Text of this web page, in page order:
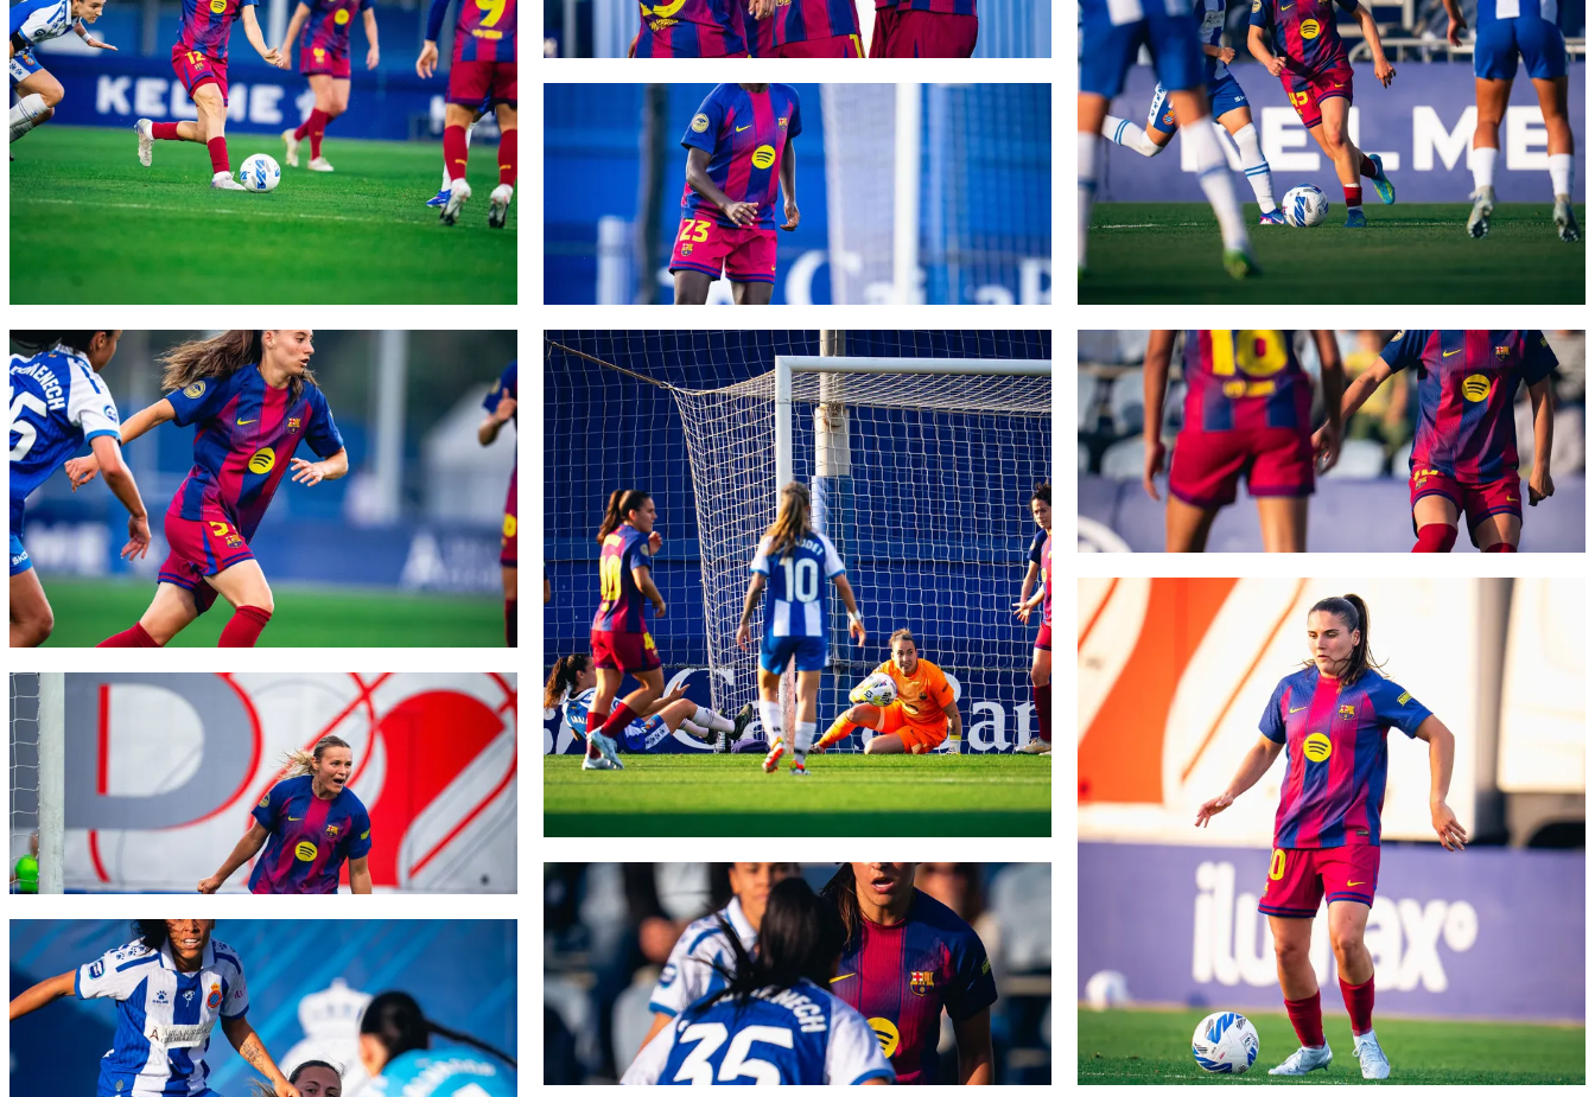
FC Barcelona club badge
FC Barcelona club badge
FC Barcelona club badge
FC Barcelona club badge
FC Barcelona club badge
FC Barcelona club badge
FC Barcelona club badge
FC Barcelona club badge